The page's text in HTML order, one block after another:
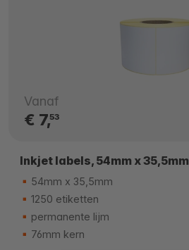
Vanaf
€ 7,53
Inkjet labels, 54mm x 35,5mm
54mm x 35,5mm
1250 etiketten
permanente lijm
76mm kern